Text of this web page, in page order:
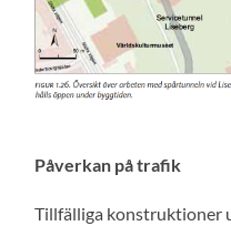
Påverkan på trafik
Tillfälliga konstruktioner